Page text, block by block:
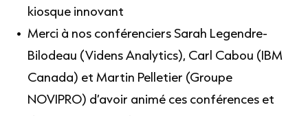
kiosque innovant
Merci à nos conférenciers Sarah Legendre-
Bilodeau (Videns Analytics), Carl Cabou (IBM
Canada) et Martin Pelletier (Groupe
NOVIPRO) d’avoir animé ces conférences et